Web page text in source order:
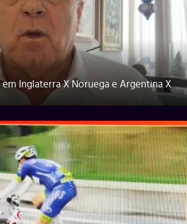
Inglaterra X Noruega e Argentina X